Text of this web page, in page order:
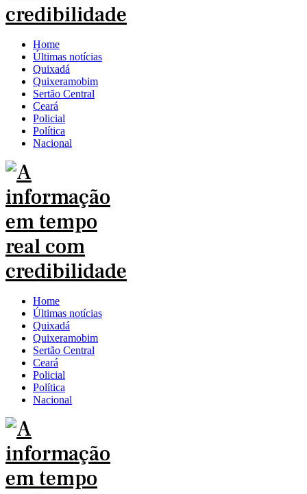
Home
Últimas notícias
Quixadá
Quixeramobim
Sertão Central
Ceará
Policial
Política
Nacional
Home
Últimas notícias
Quixadá
Quixeramobim
Sertão Central
Ceará
Policial
Política
Nacional